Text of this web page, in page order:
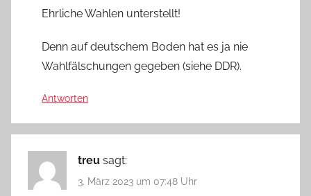
Ehrliche Wahlen unterstellt!
Denn auf deutschem Boden hat es ja nie
Wahlfälschungen gegeben (siehe DDR).
Antworten
treu sagt:
3. März 2023 um 07:48 Uhr